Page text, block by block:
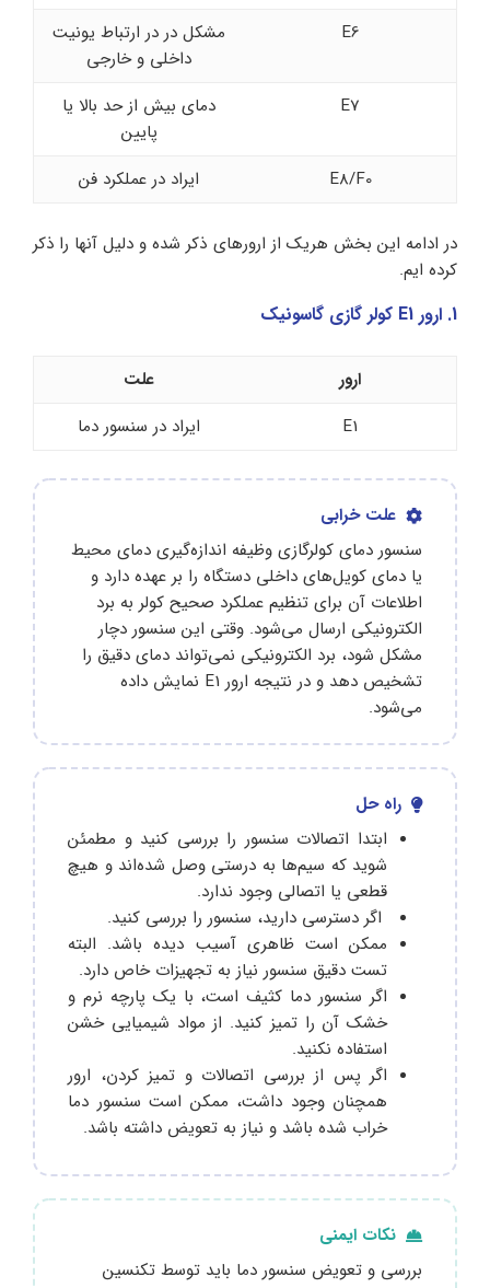
E6
مشکل در در ارتباط یونیت
داخلی و خارجی
E7
دمای بیش از حد بالا یا
پایین
E8/F0
ایراد در عملکرد فن
در ادامه این بخش هریک از ارورهای ذکر شده و دلیل آنها را ذکر
کرده ایم.
1. ارور E1 کولر گازی گاسونیک
ارور
علت
E1
ایراد در سنسور دما
علت خرابی
سنسور دمای کولرگازی وظیفه اندازه‌گیری دمای محیط
یا دمای کویل‌های داخلی دستگاه را بر عهده دارد و
اطلاعات آن برای تنظیم عملکرد صحیح کولر به برد
الکترونیکی ارسال می‌شود. وقتی این سنسور دچار
مشکل شود، برد الکترونیکی نمی‌تواند دمای دقیق را
تشخیص دهد و در نتیجه ارور E1 نمایش داده
می‌شود.
راه حل
ابتدا اتصالات سنسور را بررسی کنید و مطمئن
شوید که سیم‌ها به درستی وصل شده‌اند و هیچ
قطعی یا اتصالی وجود ندارد.
اگر دسترسی دارید، سنسور را بررسی کنید.
ممکن است ظاهری آسیب دیده باشد. البته
تست دقیق سنسور نیاز به تجهیزات خاص دارد.
اگر سنسور دما کثیف است، با یک پارچه نرم و
خشک آن را تمیز کنید. از مواد شیمیایی خشن
استفاده نکنید.
اگر پس از بررسی اتصالات و تمیز کردن، ارور
همچنان وجود داشت، ممکن است سنسور دما
خراب شده باشد و نیاز به تعویض داشته باشد.
نکات ایمنی
بررسی و تعویض سنسور دما باید توسط تکنسین